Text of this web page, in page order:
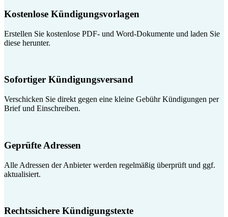
Kostenlose Kündigungsvorlagen
Erstellen Sie kostenlose PDF- und Word-Dokumente und laden Sie
diese herunter.
Sofortiger Kündigungsversand
Verschicken Sie direkt gegen eine kleine Gebühr Kündigungen per
Brief und Einschreiben.
Geprüfte Adressen
Alle Adressen der Anbieter werden regelmäßig überprüft und ggf.
aktualisiert.
Rechtssichere Kündigungstexte